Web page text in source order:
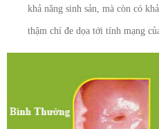
khả năng sinh sản, mà còn có
thậm chí đe dọa tới tính mạng